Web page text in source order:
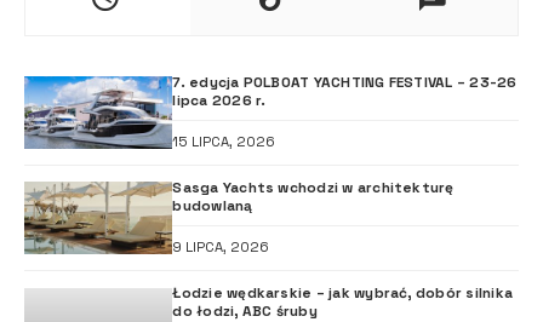
7. edycja POLBOAT YACHTING FESTIVAL – 23-26
lipca 2026 r.
15 LIPCA, 2026
Sasga Yachts wchodzi w architekturę
budowlaną
9 LIPCA, 2026
Łodzie wędkarskie – jak wybrać, dobór silnika
do łodzi, ABC śruby